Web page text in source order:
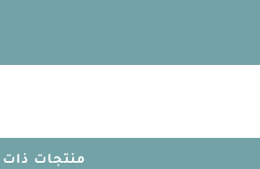
منتجات